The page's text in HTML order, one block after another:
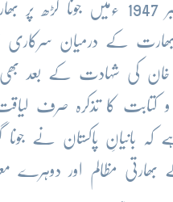
زیرنظرمضمون میں ہم نومبر
بھارت کے درمیان
خان کی شہادت کے بعد بھی
کتابت کا تذکرہ صرف
بانیانِ پاکستان نے جونا
بھارتی مظالم اور